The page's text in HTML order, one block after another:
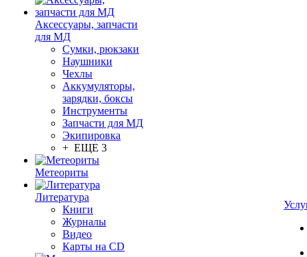
Аксессуары, запчасти
для МД
Сумки, рюкзаки
Наушники
Чехлы
Аккумуляторы,
зарядки, боксы
Инструменты
Запчасти для МД
Экипировка
+ ЕЩЕ 3
Метеориты
Литература
Книги
Журналы
Видео
Карты на CD